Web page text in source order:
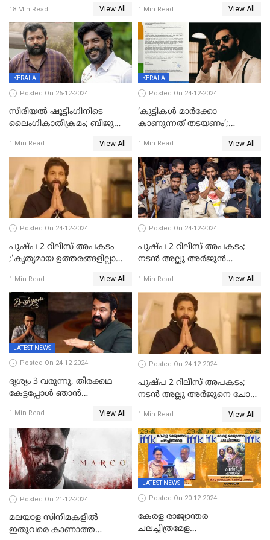
ചിത്രങ്ങൾ; 2024ൽ സിനിമാ
വ്യവസായത്തിന് നഷ്ടം 700
കോടി; അഭിനേതാക്കൾ
പ്രതിഫലം കുറയ്ക്കണമെന്നും
നിർമാതാക്കളുടെ സംഘടന
18 Min Read View All
സ്വദേശി അറസ്റ്റില്‍
1 Min Read View All
KERALA
Posted On 26-12-2024
സീരിയല്‍ ഷൂട്ടിംഗിനിടെ
ലൈംഗികാതിക്രമം; ബിജു
ശ്രീകുമാറിനുമെതിരെ കേസ്
1 Min Read View All
KERALA
Posted On 24-12-2024
‘കുട്ടികൾ മാർക്കോ
കാണുന്നത് തടയണം’;
മാതാപിതാക്കൾക്കൊപ്പം
കുട്ടികളുമെത്തുന്നു;
മുഖ്യമന്ത്രിക്ക് പരാതി നൽകി
കെപിസിസി അംഗം
1 Min Read View All
Posted On 24-12-2024
പുഷ്‌പ 2 റിലീസ് അപകടം
;'കൃത്യമായ ഉത്തരങ്ങളില്ലാതെ
1 Min Read View All
Posted On 24-12-2024
പുഷ്പ 2 റിലീസ് അപകടം;
നടന്‍ അല്ലു അര്‍ജുൻ
മുന്നിൽ ഹാജരായി
1 Min Read View All
LATEST NEWS
Posted On 24-12-2024
ദൃശ്യം 3 വരുന്നു, തിരക്കഥ
കേട്ടപ്പോള്‍ ഞാന്‍
സ്ഥിരീകരിച്ച് മോഹൻലാൽ
1 Min Read View All
Posted On 24-12-2024
പുഷ്പ 2 റിലീസ് അപകടം;
നടന്‍ അല്ലു അര്‍ജുനെ ചോദ്യം
1 Min Read View All
Posted On 21-12-2024
മലയാള സിനിമകളിൽ
ഇതുവരെ കാണാത്ത
LATEST NEWS
Posted On 20-12-2024
കേരള രാജ്യാന്തര
ചലച്ചിത്രമേള